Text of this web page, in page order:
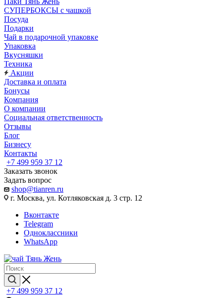
СУПЕРБОКСЫ с чашкой
Посуда
Подарки
Чай в подарочной упаковке
Упаковка
Вкусняшки
Техника
Акции
Доставка и оплата
Бонусы
Компания
О компании
Социальная ответственность
Отзывы
Блог
Бизнесу
Контакты
+7 499 959 37 12
Заказать звонок
Задать вопрос
shop@tianren.ru
г. Москва, ул. Котляковская д. 3 стр. 12
Вконтакте
Telegram
Одноклассники
WhatsApp
+7 499 959 37 12